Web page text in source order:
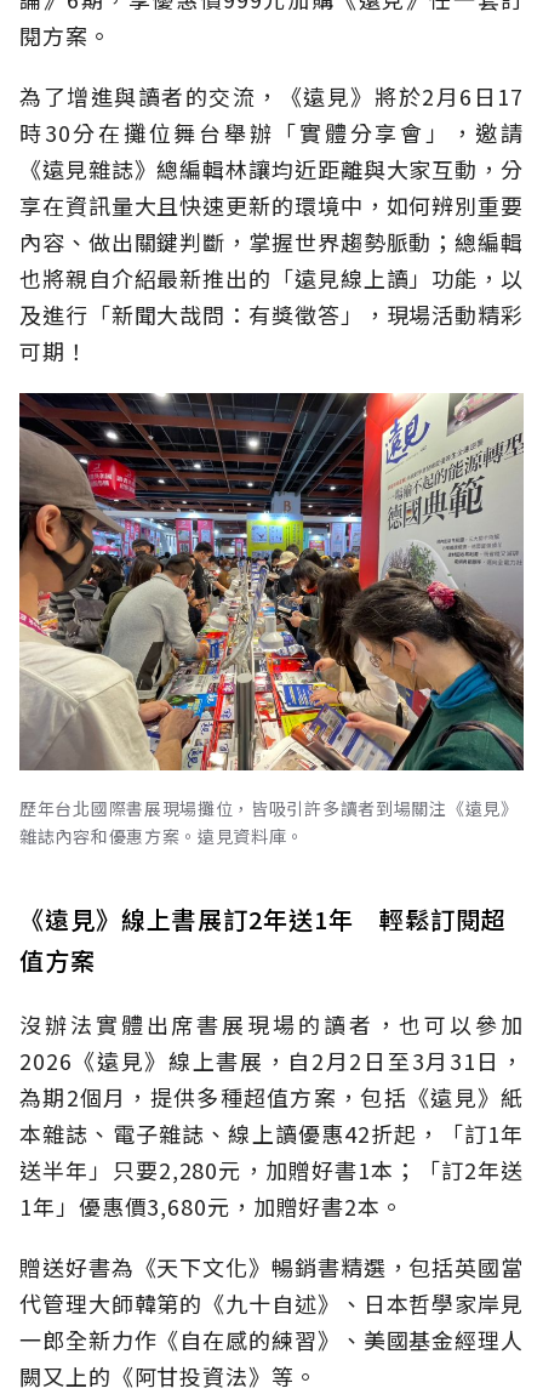
閱方案。
為了增進與讀者的交流，《遠見》將於2月6日17
時30分在攤位舞台舉辦「實體分享會」，邀請
《遠見雜誌》總編輯林讓均近距離與大家互動，分
享在資訊量大且快速更新的環境中，如何辨別重要
內容、做出關鍵判斷，掌握世界趨勢脈動；總編輯
也將親自介紹最新推出的「遠見線上讀」功能，以
及進行「新聞大哉問：有獎徵答」，現場活動精彩
可期！
歷年台北國際書展現場攤位，皆吸引許多讀者到場關注《遠見》
雜誌內容和優惠方案。遠見資料庫。
《遠見》線上書展訂2年送1年 輕鬆訂閱超
值方案
沒辦法實體出席書展現場的讀者，也可以參加
2026《遠見》線上書展，自2月2日至3月31日，
為期2個月，提供多種超值方案，包括《遠見》紙
本雜誌、電子雜誌、線上讀優惠42折起，「訂1年
送半年」只要2,280元，加贈好書1本；「訂2年送
1年」優惠價3,680元，加贈好書2本。
贈送好書為《天下文化》暢銷書精選，包括英國當
代管理大師韓第的《九十自述》、日本哲學家岸見
一郎全新力作《自在感的練習》、美國基金經理人
闕又上的《阿甘投資法》等。